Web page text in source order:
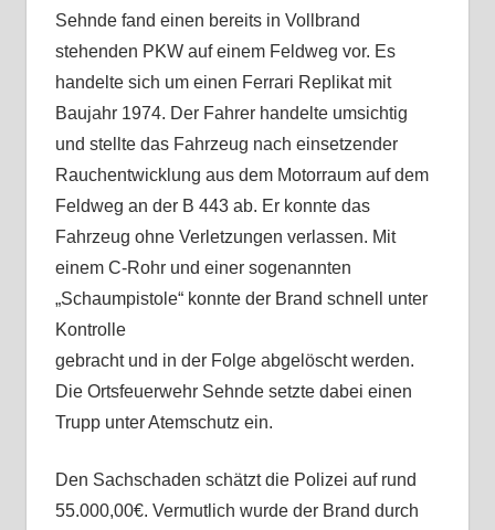
Sehnde fand einen bereits in Vollbrand
stehenden PKW auf einem Feldweg vor. Es
handelte sich um einen Ferrari Replikat mit
Baujahr 1974. Der Fahrer handelte umsichtig
und stellte das Fahrzeug nach einsetzender
Rauchentwicklung aus dem Motorraum auf dem
Feldweg an der B 443 ab. Er konnte das
Fahrzeug ohne Verletzungen verlassen. Mit
einem C-Rohr und einer sogenannten
„Schaumpistole“ konnte der Brand schnell unter
Kontrolle
gebracht und in der Folge abgelöscht werden.
Die Ortsfeuerwehr Sehnde setzte dabei einen
Trupp unter Atemschutz ein.
Den Sachschaden schätzt die Polizei auf rund
55.000,00€. Vermutlich wurde der Brand durch